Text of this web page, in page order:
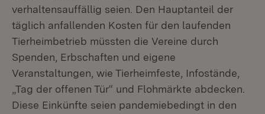
verhaltensauffällig seien. Den Hauptanteil der
täglich anfallenden Kosten für den laufenden
Tierheimbetrieb müssten die Vereine durch
Spenden, Erbschaften und eigene
Veranstaltungen, wie Tierheimfeste, Infostände,
„Tag der offenen Tür“ und Flohmärkte abdecken.
Diese Einkünfte seien pandemiebedingt in den